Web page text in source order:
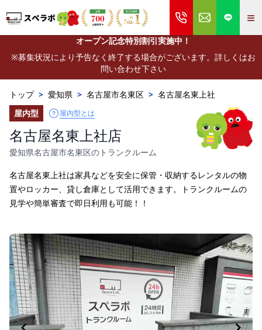
≡
オープン記念特別割引実施中！
※募集状況により予告なく終了する場合がございます。詳しくはお
問い合わせ下さい
トップ > 愛知県 > 名古屋市名東区 > 名古屋名東上社
屋内型
屋内型とは
名古屋名東上社店
愛知県名古屋市名東区のトランクルーム
名古屋名東上社は家具などを安全に保管・収納するレンタルの物
置やロッカー、貸し倉庫として活用できます。トランクルームの
見学や簡単審査で即日利用も可能！！